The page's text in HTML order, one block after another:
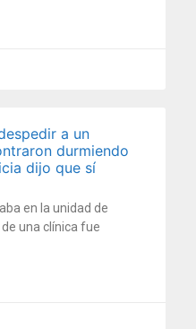
a un
durmiendo
dijo que sí
en la unidad de
una clínica fue